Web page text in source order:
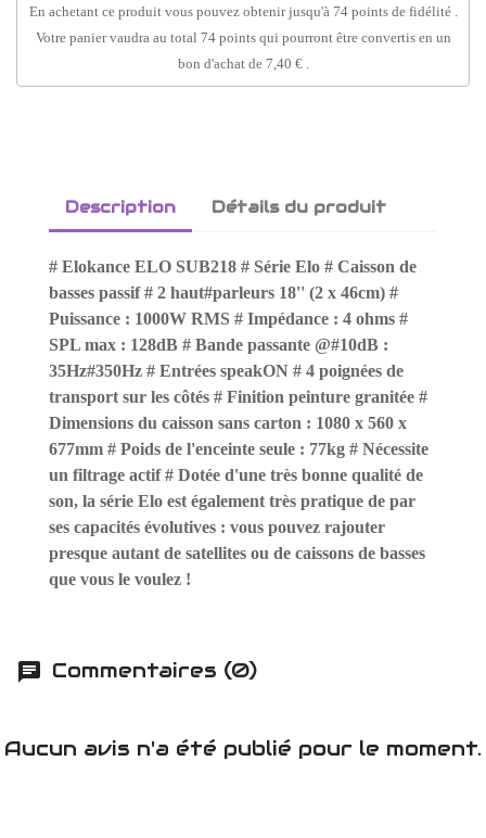
En achetant ce produit vous pouvez obtenir jusqu'à 74points de fidélité.
Votre panier vaudra au total 74pointsqui pourront être convertis en un
bon d'achat de 7,40 €.
Description Détails du produit
# Elokance ELO SUB218 # Série Elo # Caisson de
basses passif # 2 haut#parleurs 18'' (2 x 46cm) #
Puissance : 1000W RMS # Impédance : 4 ohms #
SPL max : 128dB # Bande passante @#10dB :
35Hz#350Hz # Entrées speakON # 4 poignées de
transport sur les côtés # Finition peinture granitée #
Dimensions du caisson sans carton : 1080 x 560 x
677mm # Poids de l'enceinte seule : 77kg # Nécessite
un filtrage actif # Dotée d'une très bonne qualité de
son, la série Elo est également très pratique de par
ses capacités évolutives : vous pouvez rajouter
presque autant de satellites ou de caissons de basses
que vous le voulez !
Commentaires (0)
Aucun avis n'a été publié pour le moment.